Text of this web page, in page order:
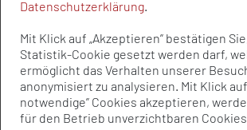
Datenschutzerklärung.
Mit Klick auf „Akzeptieren” bestätigen
Statistik-Cookie gesetzt werden darf,
ermöglicht das Verhalten unserer
anonymisiert zu analysieren. Mit Klick
notwendige” Cookies akzeptieren,
für den Betrieb unverzichtbaren
Impressum
Qualitätsstandards
Sitemap
© Bundesvereinigung Prävention und